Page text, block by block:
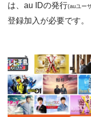
月間の料金が安い
hulu
FODプレミアム
U-NEXT
は、au IDの発行(auユー
登録加入が必要です。